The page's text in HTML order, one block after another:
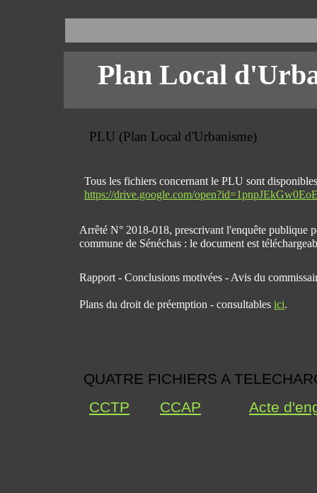
Acte
CCAP
CCTP
QUATRE FICHIERS A
Rapport - Conclusions motivées - Avis du
Plans du droit de préemption - consultables ici.
Arrêté N° 2018-018, prescrivant l'enquête
commune de Sénéchas : le document est
Tous les fichiers concernant le PLU sont
https://drive.google.com/
PLU (Plan Local d'Urbanisme)
Plan Local